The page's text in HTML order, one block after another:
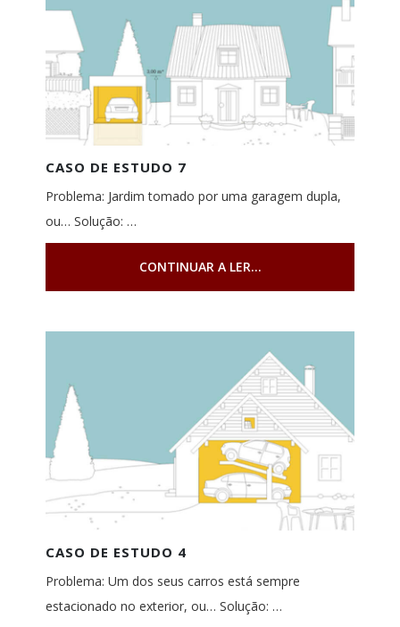
CASO DE ESTUDO 7
Problema: Jardim tomado por uma garagem dupla,
ou… Solução: …
CONTINUAR A LER...
CASO DE ESTUDO 4
Problema: Um dos seus carros está sempre
estacionado no exterior, ou… Solução: …